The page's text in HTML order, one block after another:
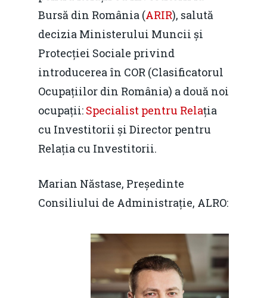
Bursă din România (ARIR), salută
decizia Ministerului Muncii și
Protecției Sociale privind
introducerea în COR (Clasificatorul
Ocupațiilor din România) a două noi
ocupații: Specialist pentru Relația
cu Investitorii și Director pentru
Relația cu Investitorii.
Marian Năstase, Președinte
Consiliului de Administrație, ALRO: